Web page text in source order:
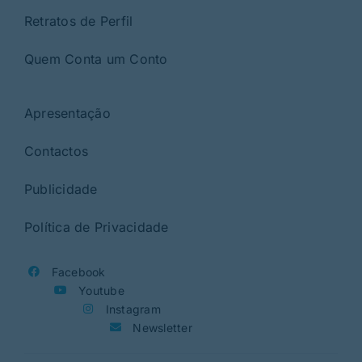
Retratos de Perfil
Quem Conta um Conto
Apresentação
Contactos
Publicidade
Política de Privacidade
Facebook
Youtube
Instagram
Newsletter